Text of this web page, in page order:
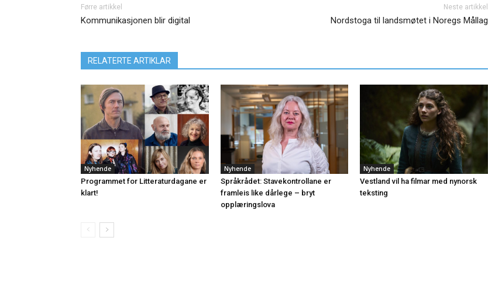
Førre artikkel
Kommunikasjonen blir digital
Neste artikkel
Nordstoga til landsmøtet i Noregs Mållag
RELATERTE ARTIKLAR
Nyhende
Programmet for Litteraturdagane er
klart!
Nyhende
Språkrådet: Stavekontrollane er
framleis like dårlege – bryt
opplæringslova
Nyhende
Vestland vil ha filmar med nynorsk
teksting